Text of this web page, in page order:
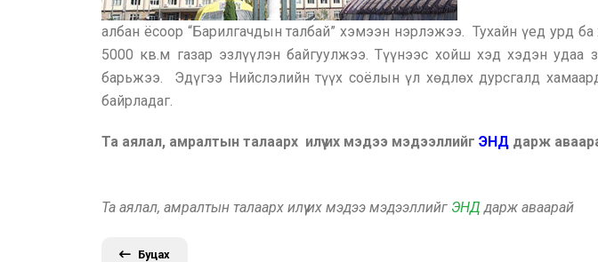
албан ёсоор “Барилгачдын талбай” хэмээн нэрлэжээ. Тухайн үед урд
5000 кв.м газар эзлүүлэн байгуулжээ. Түүнээс хойш хэд хэдэн удаа
барьжээ. Эдүгээ Нийслэлийн түүх соёлын үл хөдлөх дурсгалд
байрладаг.
Та аялал, амралтын талаарх илүү их мэдээ мэдээллийг ЭНД дарж
Та аялал, амралтын талаарх илүү их мэдээ мэдээллийг ЭНД дарж аваарай
Буцах